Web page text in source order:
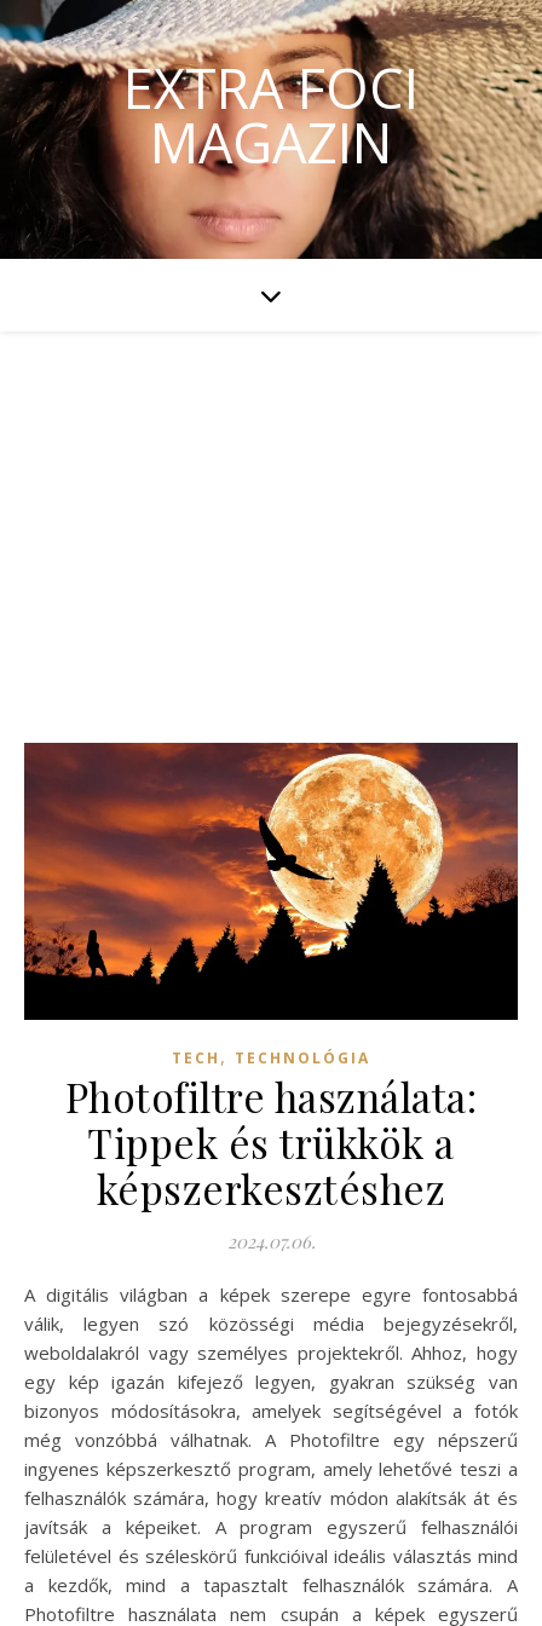
EXTRA FOCI
MAGAZIN
TECH , TECHNOLÓGIA
Photofiltre használata:
Tippek és trükkök a
képszerkesztéshez
2024.07.06.
A digitális világban a képek szerepe egyre fontosabbá
válik, legyen szó közösségi média bejegyzésekről,
weboldalakról vagy személyes projektekről. Ahhoz, hogy
egy kép igazán kifejező legyen, gyakran szükség van
bizonyos módosításokra, amelyek segítségével a fotók
még vonzóbbá válhatnak. A Photofiltre egy népszerű
ingyenes képszerkesztő program, amely lehetővé teszi a
felhasználók számára, hogy kreatív módon alakítsák át és
javítsák a képeiket. A program egyszerű felhasználói
felületével és széleskörű funkcióival ideális választás mind
a kezdők, mind a tapasztalt felhasználók számára. A
Photofiltre használata nem csupán a képek egyszerű